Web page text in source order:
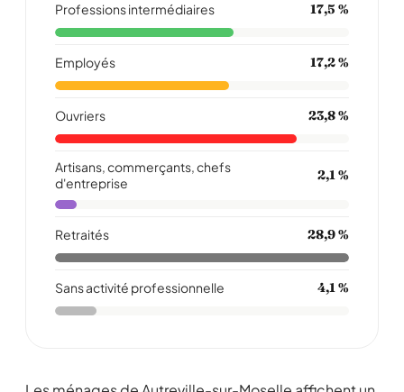
Professions intermédiaires 17,5 %
Employés 17,2 %
Ouvriers 23,8 %
Artisans, commerçants, chefs
d'entreprise
2,1 %
Retraités 28,9 %
Sans activité professionnelle 4,1 %